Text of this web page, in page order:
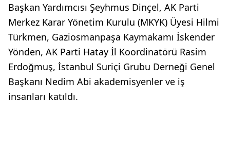
Başkan Yardımcısı Şeyhmus Dinçel, AK Parti
Merkez Karar Yönetim Kurulu (MKYK) Üyesi Hilmi
Türkmen, Gaziosmanpaşa Kaymakamı İskender
Yönden, AK Parti Hatay İl Koordinatörü Rasim
Erdoğmuş, İstanbul Suriçi Grubu Derneği Genel
Başkanı Nedim Abi akademisyenler ve iş
insanları katıldı.